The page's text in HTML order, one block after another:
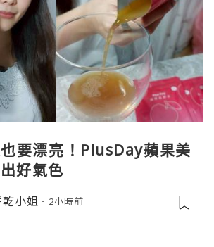
要漂亮！PlusDay蘋果美
好氣色
小姐 2小時前